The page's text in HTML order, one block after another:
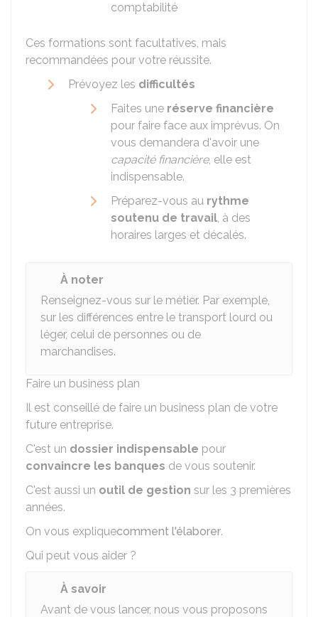
comptabilité
Ces formations sont facultatives, mais
recommandées pour votre réussite.
Prévoyez les difficultés
Faites une réserve financière
pour faire face aux imprévus. On
vous demandera d'avoir une
capacité financière, elle est
indispensable.
Préparez-vous au rythme
soutenu de travail, à des
horaires larges et décalés.
À noter
Renseignez-vous sur le métier. Par exemple,
sur les différences entre le transport lourd ou
léger, celui de personnes ou de
marchandises.
Faire un business plan
Il est conseillé de faire un business plan de votre
future entreprise.
C'est un dossier indispensable pour
convaincre les banques de vous soutenir.
C'est aussi un outil de gestion sur les 3 premières
années.
On vous expliquecomment l'élaborer.
Qui peut vous aider ?
À savoir
Avant de vous lancer, nous vous proposons